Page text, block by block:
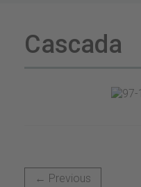
Cascada
← Previous